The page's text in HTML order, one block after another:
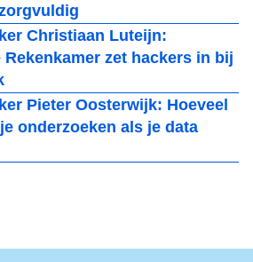
Groepsfoto met Corné Ros, Miranda
Rekenkamer
Corné Ros, Sjaahien Kalloe-
Christiaan Luteijn:
Rekenkamer zet hackers in bij
in haar lange geschiedenis heeft
Rekenkamer begin 2019 hackers
onderzoek. De hackers zijn
Pieter Oosterwijk: Hoeveel
onderzoeken als je data